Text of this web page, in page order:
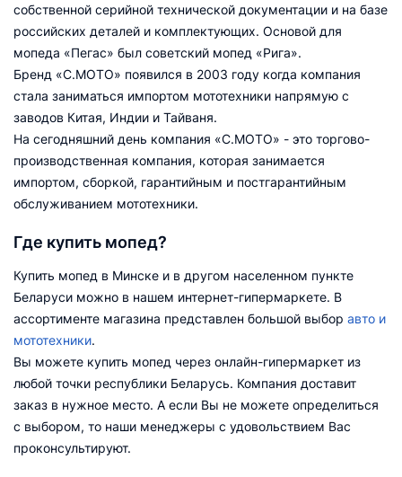
собственной серийной технической документации и на базе
российских деталей и комплектующих. Основой для
мопеда «Пегас» был советский мопед «Рига».
Бренд «С.МОТО» появился в 2003 году когда компания
стала заниматься импортом мототехники напрямую с
заводов Китая, Индии и Тайваня.
На сегодняшний день компания «С.МОТО» - это торгово-
производственная компания, которая занимается
импортом, сборкой, гарантийным и постгарантийным
обслуживанием мототехники.
Где купить мопед?
Купить мопед в Минске и в другом населенном пункте
Беларуси можно в нашем интернет-гипермаркете. В
ассортименте магазина представлен большой выбор авто и
мототехники.
Вы можете купить мопед через онлайн-гипермаркет из
любой точки республики Беларусь. Компания доставит
заказ в нужное место. А если Вы не можете определиться
с выбором, то наши менеджеры с удовольствием Вас
проконсультируют.